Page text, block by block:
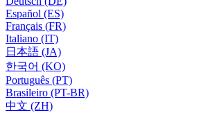
Español (ES)
Français (FR)
Italiano (IT)
日本語 (JA)
한국어 (KO)
Português (PT)
Brasileiro (PT-BR)
中文 (ZH)